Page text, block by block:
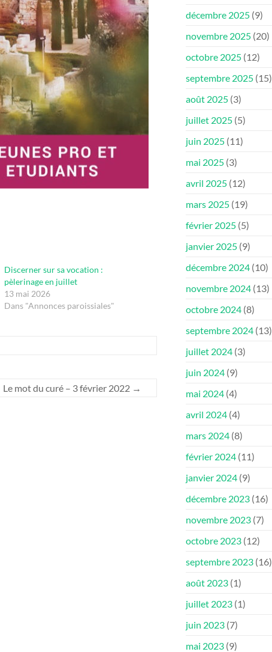
Discerner sur sa vocation :
pèlerinage en juillet
13 mai 2026
Dans "Annonces paroissiales"
Le mot du curé – 3 février 2022 →
décembre 2025 (9)
novembre 2025 (20)
octobre 2025 (12)
septembre 2025 (15)
août 2025 (3)
juillet 2025 (5)
juin 2025 (11)
mai 2025 (3)
avril 2025 (12)
mars 2025 (19)
février 2025 (5)
janvier 2025 (9)
décembre 2024 (10)
novembre 2024 (13)
octobre 2024 (8)
septembre 2024 (13)
juillet 2024 (3)
juin 2024 (9)
mai 2024 (4)
avril 2024 (4)
mars 2024 (8)
février 2024 (11)
janvier 2024 (9)
décembre 2023 (16)
novembre 2023 (7)
octobre 2023 (12)
septembre 2023 (16)
août 2023 (1)
juillet 2023 (1)
juin 2023 (7)
mai 2023 (9)